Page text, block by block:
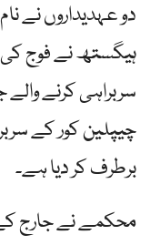
دو عہدیداروں نے
ہیگستھ نے فوج کی
سربراہی کرنے والے
چیپلین کور کے
برطرف کر دیا ہے۔
محکمے نے جارج کے